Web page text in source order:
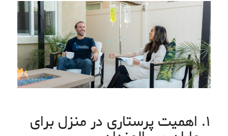
۱. اهمیت پرستاری در منزل برای